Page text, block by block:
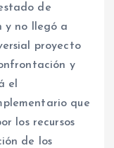
de
y no llegó a
proyecto
y
el
que
los recursos
de los